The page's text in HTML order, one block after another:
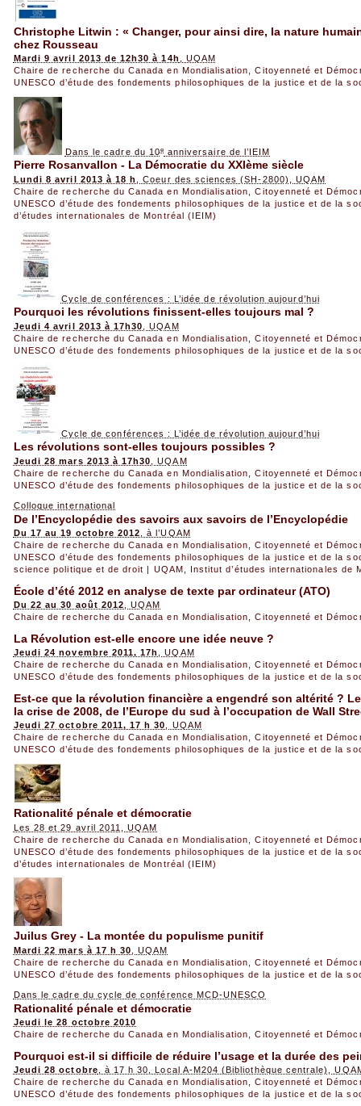
Christophe Litwin : « Changer, pour ainsi dire, la nature
chez Rousseau
Mardi 9 avril 2013 de 12h30 à 14h
, UQAM
Chaire de recherche du Canada en Mondialisation, Citoyenneté et
UNESCO d’étude des fondements philosophiques de la justice et de la
Dans le cadre du 10e anniversaire de l’IEIM
Pierre Rosanvallon - La Démocratie du XXIème siècle
Lundi 8 avril 2013 à 18 h
, Coeur des sciences (SH-2800), UQAM
Chaire de recherche du Canada en Mondialisation, Citoyenneté et
UNESCO d’étude des fondements philosophiques de la justice et de la
d’études internationales de Montréal (IEIM)
Cycle de conférences : L’idée de révolution aujourd’hui
Pourquoi les révolutions finissent-elles toujours mal ?
Jeudi 4 avril 2013 à 17h30
, UQAM
Chaire de recherche du Canada en Mondialisation, Citoyenneté et
UNESCO d’étude des fondements philosophiques de la justice et de la
Cycle de conférences : L’idée de révolution aujourd’hui
Les révolutions sont-elles toujours possibles ?
Jeudi 28 mars 2013 à 17h30
, UQAM
Chaire de recherche du Canada en Mondialisation, Citoyenneté et
UNESCO d’étude des fondements philosophiques de la justice et de la
Colloque international
De l’Encyclopédie des savoirs aux savoirs de l’Encyclopédie
Du 17 au 19 octobre 2012 , à l’UQAM
Chaire de recherche du Canada en Mondialisation, Citoyenneté et
UNESCO d’étude des fondements philosophiques de la justice et de la
science politique et de droit | UQAM
Institut d’études internationales de
École d’été 2012 en analyse de texte par ordinateur (ATO)
Du 22 au 30 août 2012 , UQAM
Chaire de recherche du Canada en Mondialisation, Citoyenneté et
La Révolution est-elle encore une idée neuve ?
Jeudi 24 novembre 2011, 17h
, UQAM
Chaire de recherche du Canada en Mondialisation, Citoyenneté et
UNESCO d’étude des fondements philosophiques de la justice et de la
Est-ce que la révolution financière a engendré son altérité ?
la crise de 2008, de l’Europe du sud à l’occupation de Wall
Jeudi 27 octobre 2011, 17 h 30, UQAM
Chaire de recherche du Canada en Mondialisation, Citoyenneté et
UNESCO d’étude des fondements philosophiques de la justice et de la
Rationalité pénale et démocratie
Les 28 et 29 avril 2011, UQAM
Chaire de recherche du Canada en Mondialisation, Citoyenneté et
UNESCO d’étude des fondements philosophiques de la justice et de la
d’études internationales de Montréal (IEIM)
Juilus Grey - La montée du populisme punitif
Mardi 22 mars à 17 h 30 , UQAM
Chaire de recherche du Canada en Mondialisation, Citoyenneté et
UNESCO d’étude des fondements philosophiques de la justice et de la
Dans le cadre du cycle de conférence MCD‐UNESCO
Rationalité pénale et démocratie
Jeudi le 28 octobre 2010
Chaire de recherche du Canada en Mondialisation, Citoyenneté et
Pourquoi est-il si difficile de réduire l’usage et la durée des
Jeudi 28 octobre , à 17 h 30, Local A-M204 (Bibliothèque centrale),
Chaire de recherche du Canada en Mondialisation, Citoyenneté et
UNESCO d’étude des fondements philosophiques de la justice et de la